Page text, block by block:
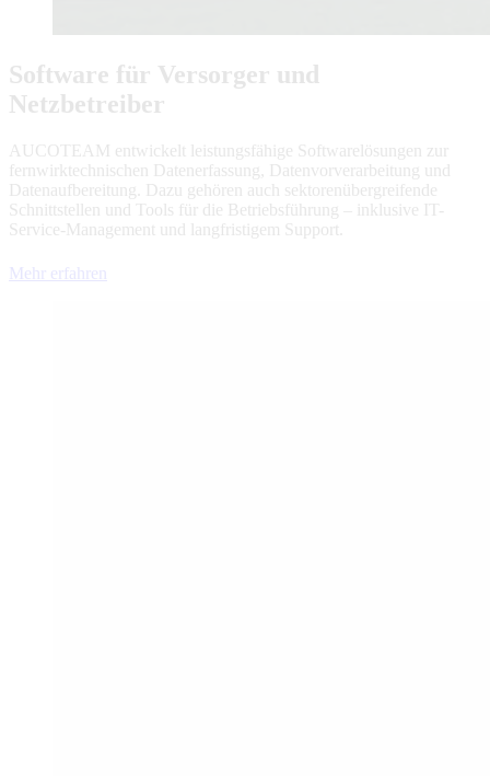
Software für Versorger und
Netzbetreiber
AUCOTEAM entwickelt leistungsfähige Softwarelösungen zur
fernwirktechnischen Datenerfassung, Datenvorverarbeitung und
Datenaufbereitung. Dazu gehören auch sektorenübergreifende
Schnittstellen und Tools für die Betriebsführung – inklusive IT-
Service-Management und langfristigem Support.
Mehr erfahren